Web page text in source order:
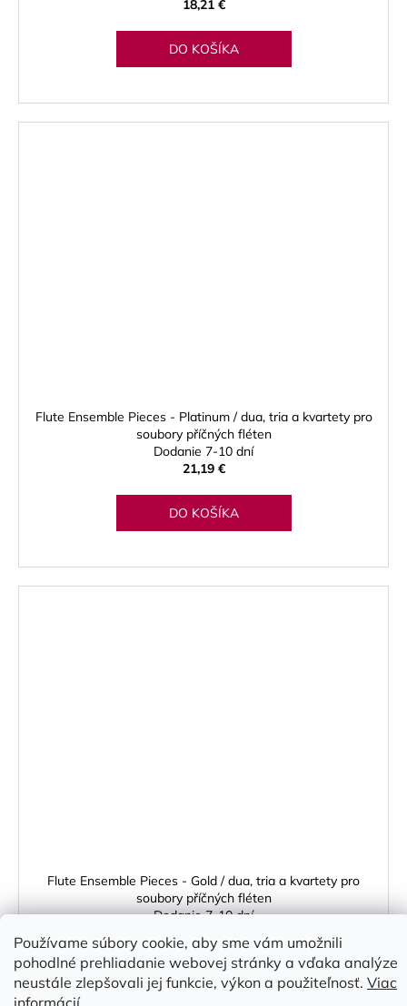
Používame súbory cookie, aby sme vám umožnili
pohodlné prehliadanie webovej stránky a vďaka analýze
neustále zlepšovali jej funkcie, výkon a použiteľnosť. Viac
informácií
18,21 €
DO KOŠÍKA
Flute Ensemble Pieces - Platinum / dua, tria a kvartety pro
soubory příčných fléten
Dodanie 7-10 dní
21,19 €
DO KOŠÍKA
Flute Ensemble Pieces - Gold / dua, tria a kvartety pro
soubory příčných fléten
Dodanie 7-10 dní
DO KOŠÍKA